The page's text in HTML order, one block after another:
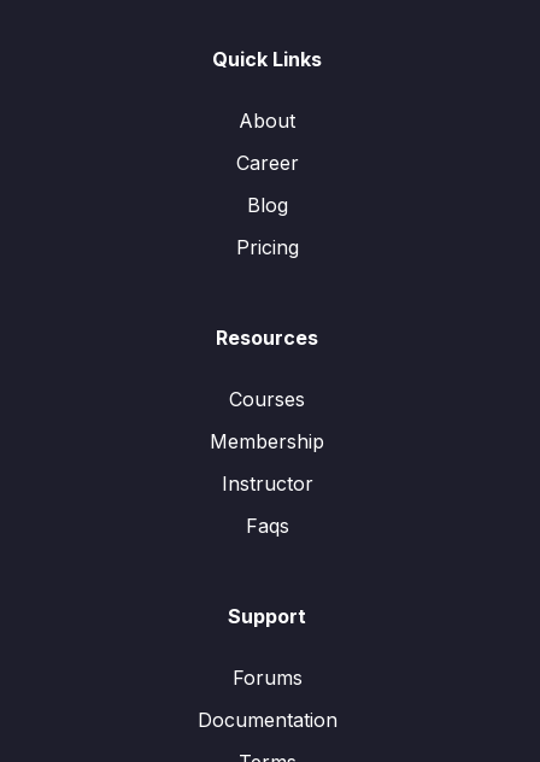
Quick Links
About
Career
Blog
Pricing
Resources
Courses
Membership
Instructor
Faqs
Support
Forums
Documentation